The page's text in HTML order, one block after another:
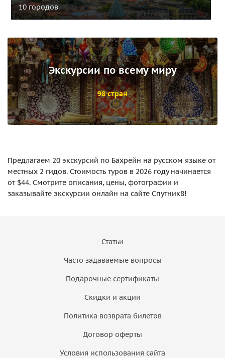
10 городов
Экскурсии по всему миру
98 стран
Предлагаем 20 экскурсий по Бахрейн на русском языке от
местных 2 гидов. Стоимость туров в 2026 году начинается
от $44. Смотрите описания, цены, фотографии и
заказывайте экскурсии онлайн на сайте Спутник8!
Статьи
Часто задаваемые вопросы
Подарочные сертификаты
Скидки и акции
Политика возврата билетов
Договор оферты
Условия использования сайта